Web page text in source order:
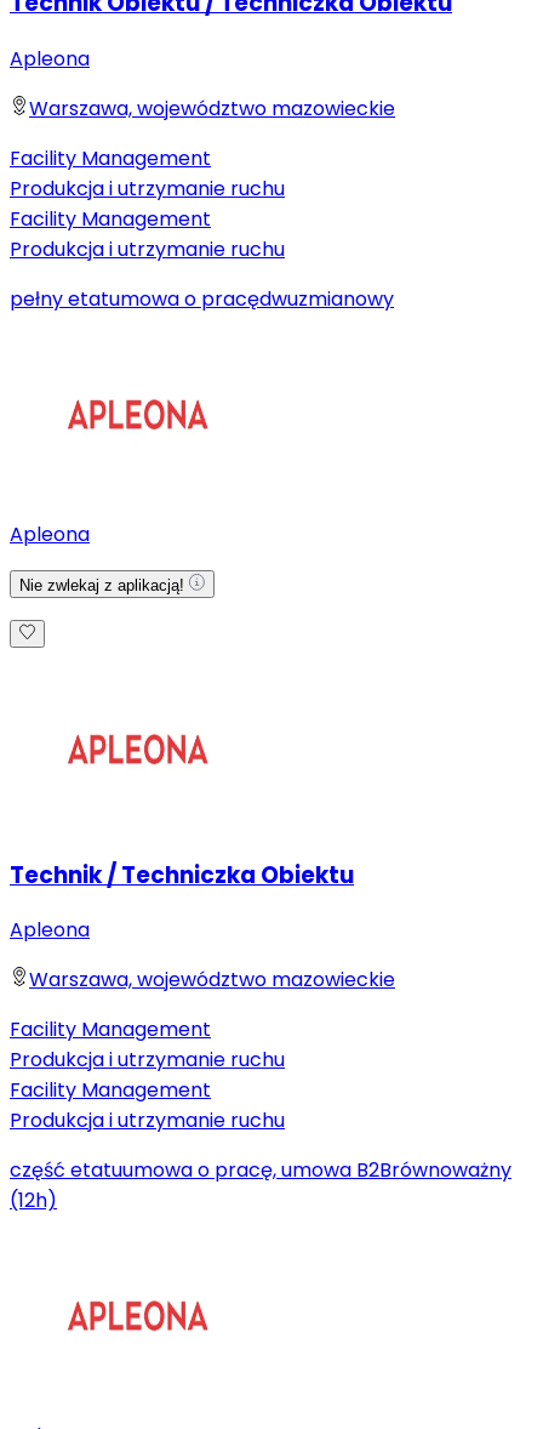
Apleona
Warszawa, województwo mazowieckie
Facility Management
Produkcja i utrzymanie ruchu
Facility Management
Produkcja i utrzymanie ruchu
pełny etatumowa o pracędwuzmianowy
Apleona
Nie zwlekaj z aplikacją!
Technik / Techniczka Obiektu
Apleona
Warszawa, województwo mazowieckie
Facility Management
Produkcja i utrzymanie ruchu
Facility Management
Produkcja i utrzymanie ruchu
część etatuumowa o pracę, umowa B2Brównoważny
(12h)